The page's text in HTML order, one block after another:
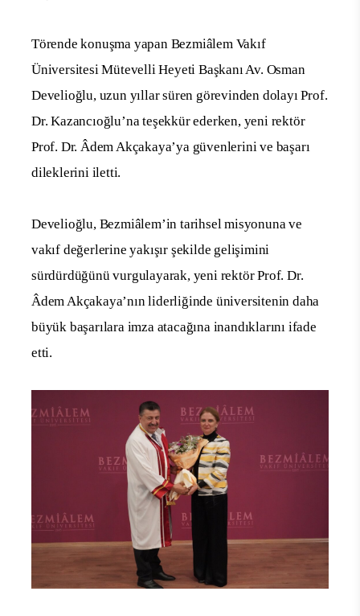
Törende konuşma yapan Bezmiâlem Vakıf
Üniversitesi Mütevelli Heyeti Başkanı Av. Osman
Develioğlu, uzun yıllar süren görevinden dolayı Prof.
Dr. Kazancıoğlu’na teşekkür ederken, yeni rektör
Prof. Dr. Âdem Akçakaya’ya güvenlerini ve başarı
dileklerini iletti.
Develioğlu, Bezmiâlem’in tarihsel misyonuna ve
vakıf değerlerine yakışır şekilde gelişimini
sürdürdüğünü vurgulayarak, yeni rektör Prof. Dr.
Âdem Akçakaya’nın liderliğinde üniversitenin daha
büyük başarılara imza atacağına inandıklarını ifade
etti.